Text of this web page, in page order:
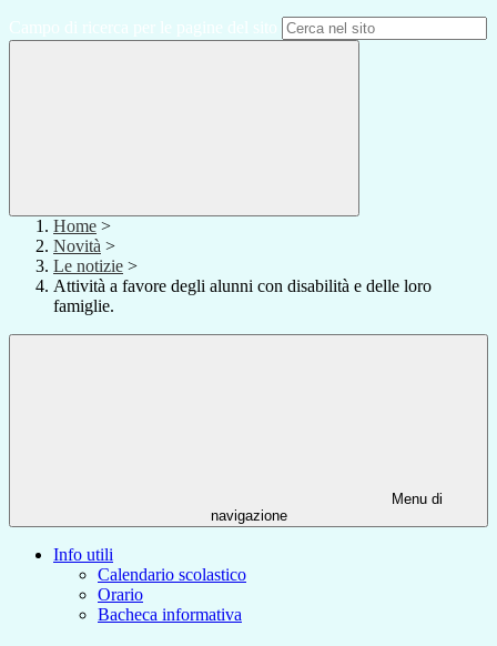
Campo di ricerca per le pagine del sito
Home >
Novità >
Le notizie >
Attività a favore degli alunni con disabilità e delle loro
famiglie.
Menu di
navigazione
Info utili
Calendario scolastico
Orario
Bacheca informativa